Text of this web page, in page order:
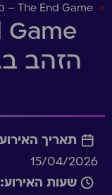
> The End Game – כללי הזהב בביטול חוזה, פיצויי הפרה
הזהב
תאריך
15/04/2026
שעות האירוע: